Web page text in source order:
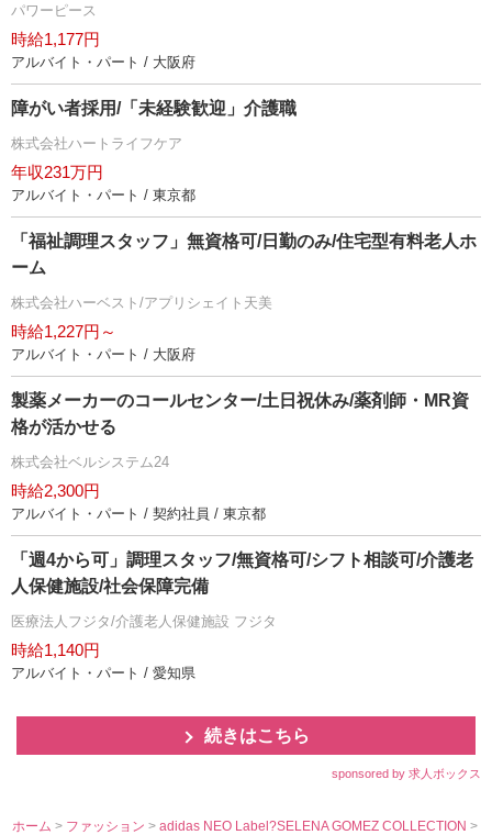
パワーピース
時給1,177円
アルバイト・パート / 大阪府
障がい者採用/「未経験歓迎」介護職
株式会社ハートライフケア
年収231万円
アルバイト・パート / 東京都
「福祉調理スタッフ」無資格可/日勤のみ/住宅型有料老人ホ
ーム
株式会社ハーベスト/アプリシェイト天美
時給1,227円～
アルバイト・パート / 大阪府
製薬メーカーのコールセンター/土日祝休み/薬剤師・MR資
格が活かせる
株式会社ベルシステム24
時給2,300円
アルバイト・パート / 契約社員 / 東京都
「週4から可」調理スタッフ/無資格可/シフト相談可/介護老
人保健施設/社会保障完備
医療法人フジタ/介護老人保健施設 フジタ
時給1,140円
アルバイト・パート / 愛知県
続きはこちら
sponsored by 求人ボックス
ホーム > ファッション>adidas NEO Label?SELENA GOMEZ COLLECTION>